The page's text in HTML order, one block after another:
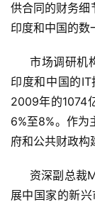
供合同的财务细
印度和中国的数
市场调研机构
印度和中国的
2009年的1074
6%至8%。作为
府和公共财政构
资深副总裁
展中国家的新兴